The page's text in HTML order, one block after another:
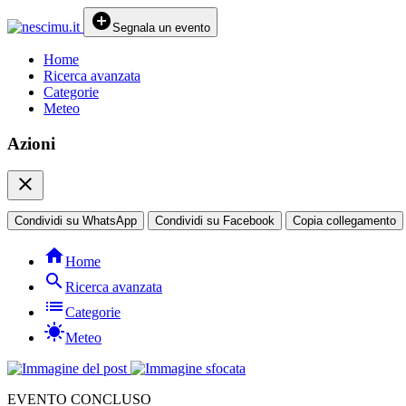
add_circleSegnala un evento
Home
Ricerca avanzata
Categorie
Meteo
Azioni
close
Condividi su WhatsApp Condividi su Facebook Copia collegamento
homeHome
searchRicerca avanzata
listCategorie
sunnyMeteo
EVENTO CONCLUSO